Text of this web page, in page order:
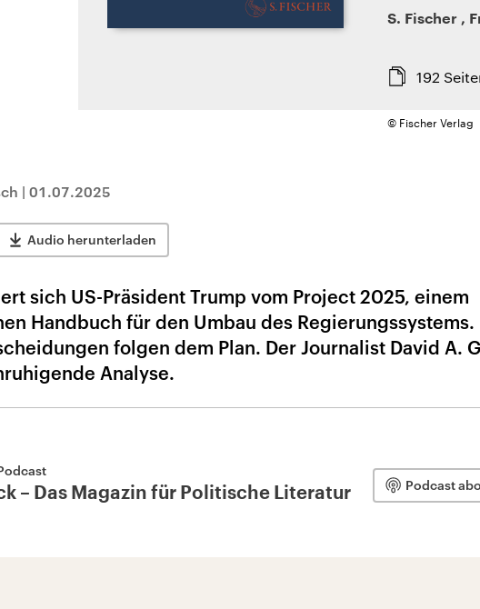
© Fischer Verlag
S. Fischer ,
192
| 01.07.2025
Audio herunterladen
sich US-Präsident Trump vom Project 2025, einem
Handbuch für den Umbau des Regierungssystems.
folgen dem Plan. Der Journalist David A.
Analyse.
– Das Magazin für Politische Literatur Podcast